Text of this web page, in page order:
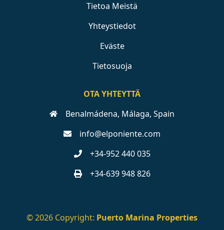
Tietoa Meistä
Yhteystiedot
Eväste
Tietosuoja
OTA YHTEYTTÄ
Benalmádena, Málaga, Spain
info@elponiente.com
+34-952 440 035
+34-639 948 826
© 2026 Copyright: Puerto Marina Properties